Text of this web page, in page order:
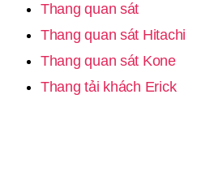
Thang quan sát
Thang quan sát Hitachi
Thang quan sát Kone
Thang tải khách Erick